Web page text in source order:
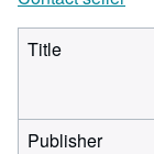
Title
Publisher